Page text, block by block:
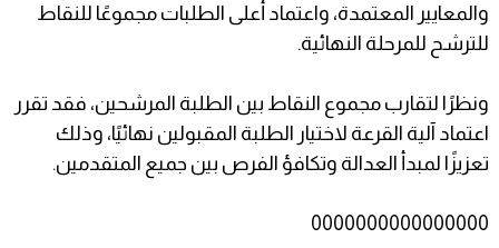
والمعايير المعتمدة، واعتماد أعلى الطلبات مجموعًا للنقاط
للترشح للمرحلة النهائية.
ونظرًا لتقارب مجموع النقاط بين الطلبة المرشحين، فقد تقرر
اعتماد آلية القرعة لاختيار الطلبة المقبولين نهائيًا، وذلك
تعزيزًا لمبدأ العدالة وتكافؤ الفرص بين جميع المتقدمين.
0000000000000000